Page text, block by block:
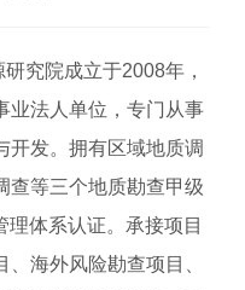
究院成立于2008年，
业法人单位，专门从事
开发。拥有区域地质调
查等三个地质勘查甲级
体系认证。承接项目
海外风险勘查项目、